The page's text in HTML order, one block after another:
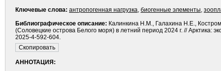
Ключевые слова: антропогенная нагрузка, биогенные элементы,
Библиографическое описание: Калинкина Н.М., Галахина Н.Е.,
(Соловецкие острова Белого моря) в летний период 2024 г. //
2025-4-592-604.
АННОТАЦИЯ: